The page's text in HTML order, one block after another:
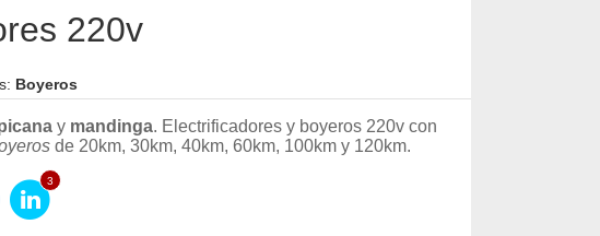
220v
Boyeros
y mandinga. Electrificadores y boyeros 220v con
de 20km, 30km, 40km, 60km, 100km y 120km.
3